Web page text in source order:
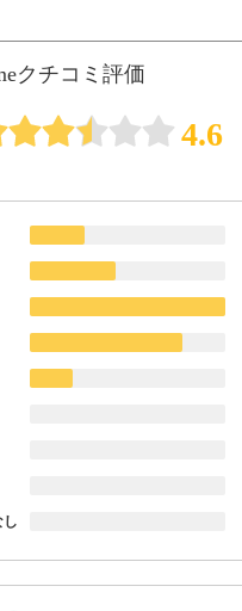
クチコミ評価
4.6
し